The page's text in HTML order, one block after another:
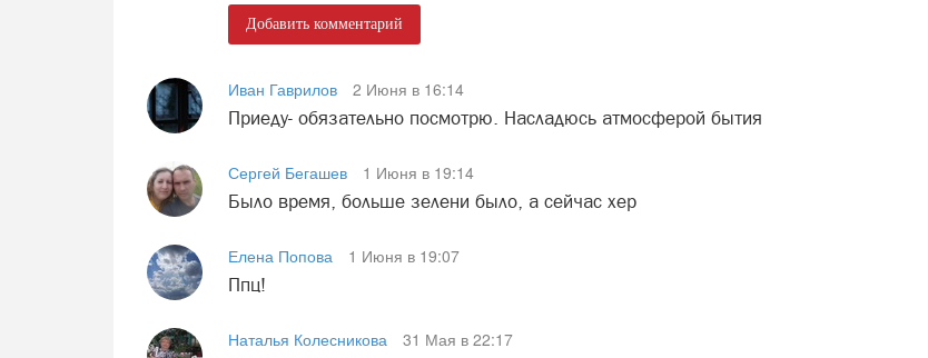
Добавить комментарий
Иван Гаврилов
2 Июня в 16:14
Приеду- обязательно посмотрю. Насладюсь атмосферой бытия
Сергей Бегашев
1 Июня в 19:14
Было время, больше зелени было, а сейчас хер
Елена Попова
1 Июня в 19:07
Ппц!
Наталья Колесникова
31 Мая в 22:17